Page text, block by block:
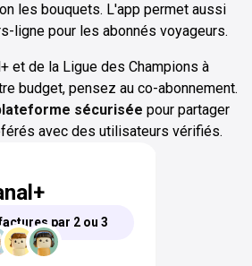
les bouquets. L'app permet aussi
ligne pour les abonnés voyageurs.
et de la Ligue des Champions à
budget, pensez au co-abonnement.
sécurisée pour partager
avec des utilisateurs vérifiés.
par 2 ou 3